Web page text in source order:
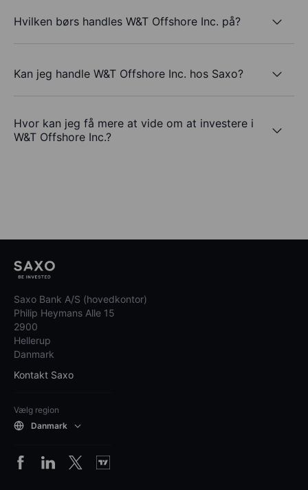
Hvilken børs handles W&T Offshore Inc. på?
Kan jeg handle W&T Offshore Inc. hos Saxo?
Hvor kan jeg få mere at vide om at investere i
W&T Offshore Inc.?
Saxo Bank A/S (hovedkontor)
Philip Heymans Alle 15
2900
Hellerup
Danmark
Kontakt Saxo
Vælg region
Danmark